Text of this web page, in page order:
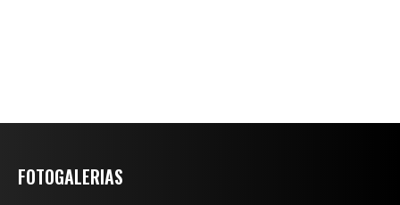
FOTOGALERIAS